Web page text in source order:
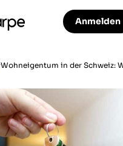
Anmelden
Wohneigentum in der Schweiz: